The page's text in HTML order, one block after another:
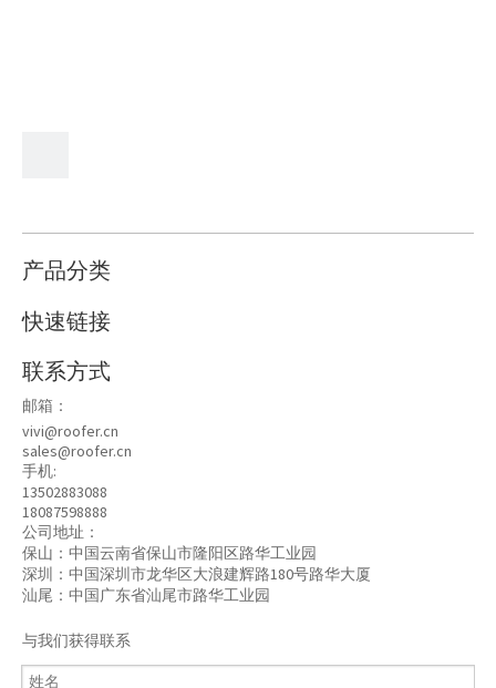
产品分类
快速链接
联系方式
邮箱：
vivi@roofer.cn
sales@roofer.cn
手机:
13502883088
18087598888
公司地址：
保山：中国云南省保山市隆阳区路华工业园
深圳：中国深圳市龙华区大浪建辉路180号路华大厦
汕尾：中国广东省汕尾市路华工业园
与我们获得联系